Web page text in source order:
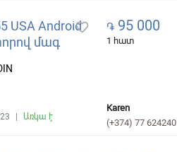
USA Android
մագ
Առկա է
favorite_border ֏ 95 000
1 հատ
Karen
(+374) 77 624240